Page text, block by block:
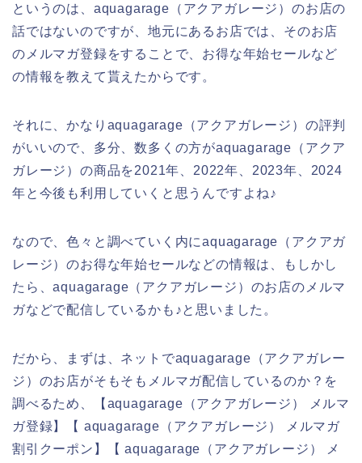
というのは、aquagarage（アクアガレージ）のお店の
話ではないのですが、地元にあるお店では、そのお店
のメルマガ登録をすることで、お得な年始セールなど
の情報を教えて貰えたからです。
それに、かなりaquagarage（アクアガレージ）の評判
がいいので、多分、数多くの方がaquagarage（アクア
ガレージ）の商品を2021年、2022年、2023年、2024
年と今後も利用していくと思うんですよね♪
なので、色々と調べていく内にaquagarage（アクアガ
レージ）のお得な年始セールなどの情報は、もしかし
たら、aquagarage（アクアガレージ）のお店のメルマ
ガなどで配信しているかも♪と思いました。
だから、まずは、ネットでaquagarage（アクアガレー
ジ）のお店がそもそもメルマガ配信しているのか？を
調べるため、【aquagarage（アクアガレージ） メルマ
ガ登録】【 aquagarage（アクアガレージ） メルマガ
割引クーポン】【 aquagarage（アクアガレージ） メ